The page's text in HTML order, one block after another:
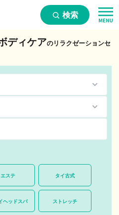
検索
ディケアのリラクゼーションセ
エステ タイ古式
ヘッドスパ ストレッチ